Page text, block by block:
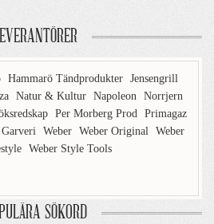
Hammarö Tändprodukter Jensengrill
Natur & Kultur Napoleon Norrjern
Per Morberg Prod Primagaz
Weber Weber Original Weber
Weber Style Tools
SÖKORD